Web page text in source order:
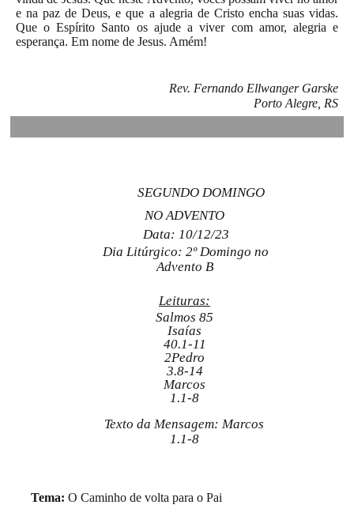
e na paz de Deus, e que a alegria de Cristo encha suas vidas.
Que o Espírito Santo os ajude a viver com amor, alegria e
esperança. Em nome de Jesus. Amém!
Rev. Fernando Ellwanger Garske
Porto Alegre, RS
SEGUNDO DOMINGO
NO ADVENTO
Data: 10/12/23
Dia Litúrgico: 2º Domingo no
Advento B
Leituras:
Salmos 85
Isaías
40.1-11
2Pedro
3.8-14
Marcos
1.1-8
Texto da Mensagem: Marcos
1.1-8
Tema: O Caminho de volta para o Pai